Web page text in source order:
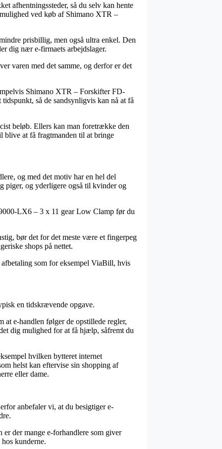
afhentningssteder, så du selv kan hente
ved køb af Shimano XTR –
prisbillig, men også ultra enkel. Den
dig nær e-firmaets arbejdslager.
varen med det samme, og derfor er det
Shimano XTR – Forskifter FD-
så de sandsynligvis kan nå at få
beløb. Ellers kan man foretrække den
blive at få fragtmanden til at bringe
og med det motiv har en hel del
piger, og yderligere også til kvinder og
LX6 – 3 x 11 gear Low Clamp før du
bør det for det meste være et fingerpeg
shops på nettet.
som for eksempel ViaBill, hvis
en tidskrævende opgave.
e-handlen følger de opstillede regler,
dig mulighed for at få hjælp, såfremt du
hvilken bytteret internet
helst kan eftervise sin shopping af
eller dame.
anbefaler vi, at du besigtiger e-
der mange e-forhandlere som giver
kunderne.